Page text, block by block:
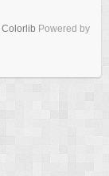
Colorlib Powered by